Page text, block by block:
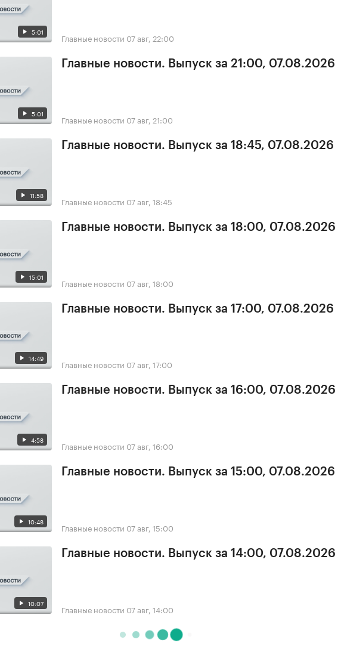
5:01 Главные новости 07 авг, 22:00
5:01
Главные новости. Выпуск за 21:00, 07.08.2026
Главные новости 07 авг, 21:00
11:58
Главные новости. Выпуск за 18:45, 07.08.2026
Главные новости 07 авг, 18:45
15:01
Главные новости. Выпуск за 18:00, 07.08.2026
Главные новости 07 авг, 18:00
14:49
Главные новости. Выпуск за 17:00, 07.08.2026
Главные новости 07 авг, 17:00
4:58
Главные новости. Выпуск за 16:00, 07.08.2026
Главные новости 07 авг, 16:00
10:48
Главные новости. Выпуск за 15:00, 07.08.2026
Главные новости 07 авг, 15:00
10:07
Главные новости. Выпуск за 14:00, 07.08.2026
Главные новости 07 авг, 14:00